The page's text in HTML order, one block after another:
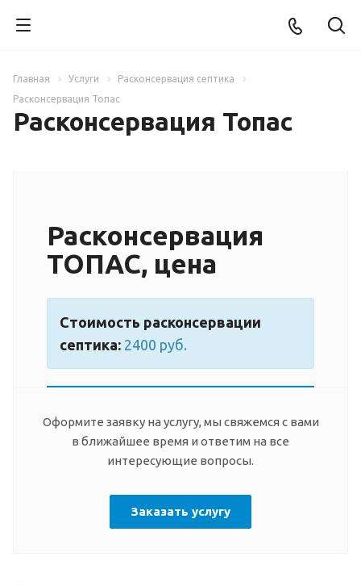
Главная Услуги
Расконсервация септика
Расконсервация Топас
Расконсервация Топас
Расконсервация
ТОПАС, цена
Стоимость расконсервации
септика: 2400 руб.
Оформите заявку на услугу, мы свяжемся с вами
в ближайшее время и ответим на все
интересующие вопросы.
Заказать услугу